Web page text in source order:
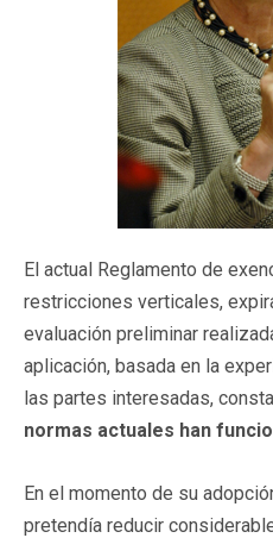
El actual Reglamento de
restricciones verticales,
evaluación preliminar
aplicación, basada en la
las partes interesadas,
normas actuales han
En el momento de su
pretendía reducir